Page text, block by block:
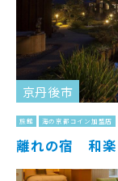
京丹後市
旅館 海の京都コイン加盟店
離れの宿 和楽